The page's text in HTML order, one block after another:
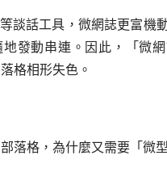
談話工具，微網誌更富機
發動串連。因此，「微
格相形失色。
落格，為什麼又需要「微